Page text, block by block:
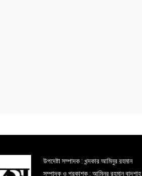
উপদেষ্টা সম্পাদক : খন্দকার আমিনুর রহমান
সম্পাদক ও প্রকাশক : আমিনুর রহমান বাদশাহ